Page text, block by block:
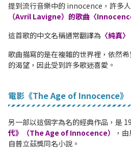
提到流行音樂中的 innocence，許多
（Avril Lavigne）的歌曲〈
這首歌的中文名稱通常翻譯為 〈純真〉
歌曲描寫的是在複雜的世界裡，依然
的渴望，因此受到許多歌迷喜愛。
電影《The Age of Innocence》
另一部以這個字為名的經典作品，是
代》（The Age of Innocence）
，
自普立茲獎同名小說。